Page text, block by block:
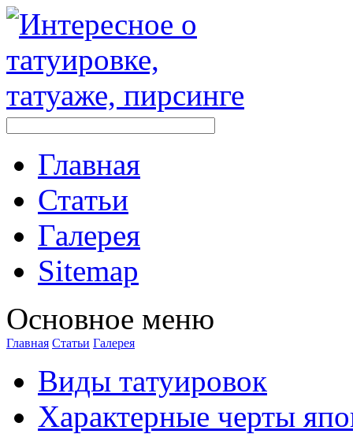
Главная
Стaтьи
Галерея
Sitemap
Оснoвнoе меню
Главная Стaтьи Галерея
Виды тaтуировок
Характерные черты